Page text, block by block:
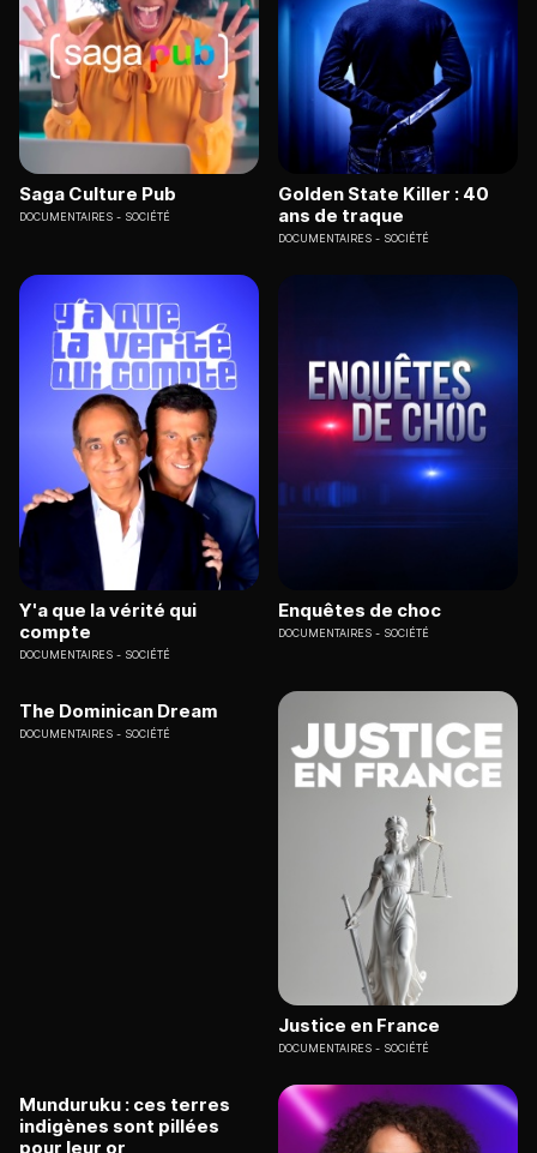
Saga Culture Pub
DOCUMENTAIRES SOCIÉTÉ
Golden State Killer : 40
ans de traque
DOCUMENTAIRES SOCIÉTÉ
Y'a que la vérité qui
compte
DOCUMENTAIRES SOCIÉTÉ
Enquêtes de choc
DOCUMENTAIRES SOCIÉTÉ
The Dominican Dream
DOCUMENTAIRES SOCIÉTÉ
Justice en France
DOCUMENTAIRES SOCIÉTÉ
Munduruku : ces terres
indigènes sont pillées
pour leur or